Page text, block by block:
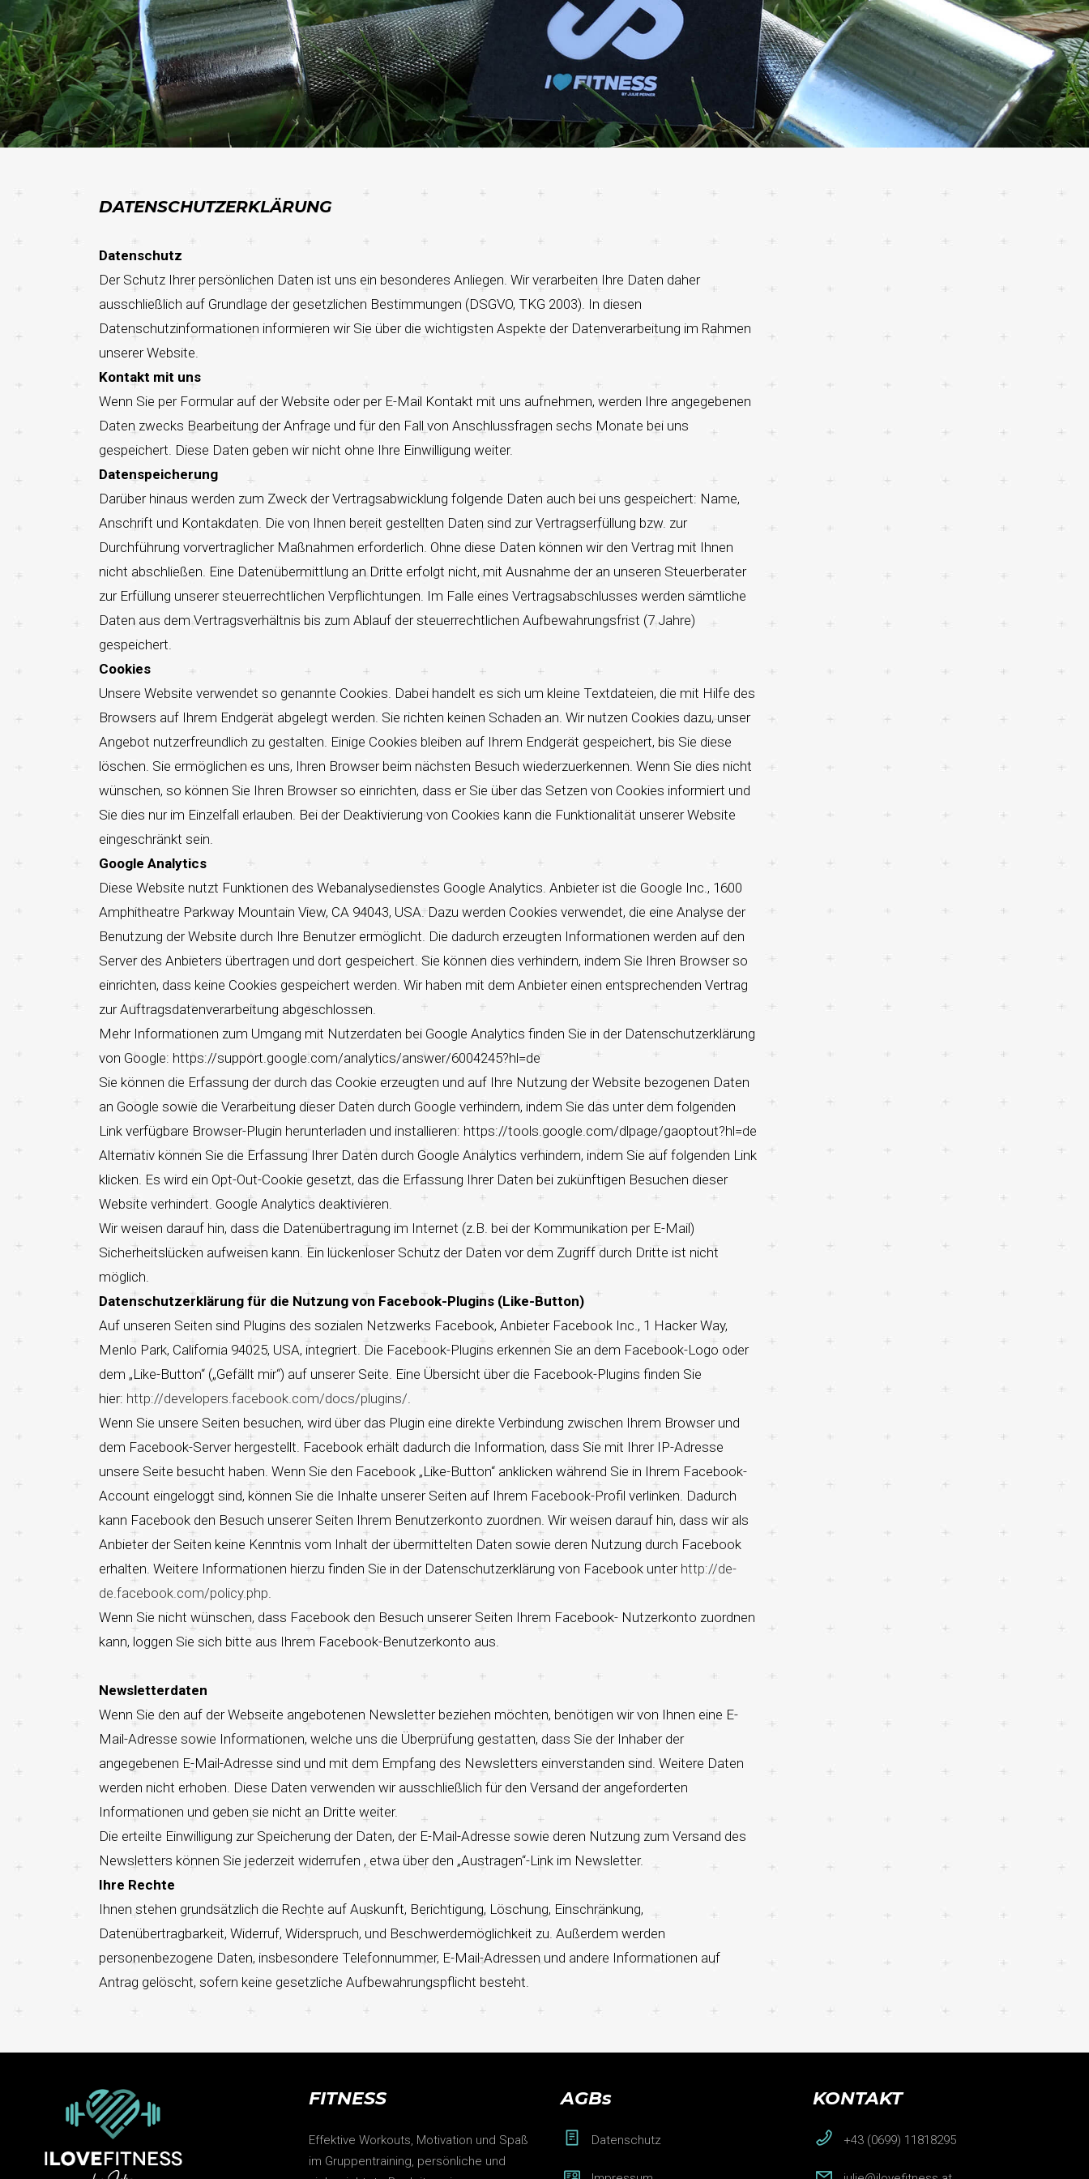
DATENSCHUTZERKLÄRUNG
Datenschutz
Der Schutz Ihrer persönlichen Daten ist uns ein besonderes Anliegen. Wir verarbeiten Ihre Daten daher
ausschließlich auf Grundlage der gesetzlichen Bestimmungen (DSGVO, TKG 2003). In diesen
Datenschutzinformationen informieren wir Sie über die wichtigsten Aspekte der Datenverarbeitung im Rahmen
unserer Website.
Kontakt mit uns
Wenn Sie per Formular auf der Website oder per E-Mail Kontakt mit uns aufnehmen, werden Ihre angegebenen
Daten zwecks Bearbeitung der Anfrage und für den Fall von Anschlussfragen sechs Monate bei uns
gespeichert. Diese Daten geben wir nicht ohne Ihre Einwilligung weiter.
Datenspeicherung
Darüber hinaus werden zum Zweck der Vertragsabwicklung folgende Daten auch bei uns gespeichert: Name,
Anschrift und Kontakdaten. Die von Ihnen bereit gestellten Daten sind zur Vertragserfüllung bzw. zur
Durchführung vorvertraglicher Maßnahmen erforderlich. Ohne diese Daten können wir den Vertrag mit Ihnen
nicht abschließen. Eine Datenübermittlung an Dritte erfolgt nicht, mit Ausnahme der an unseren Steuerberater
zur Erfüllung unserer steuerrechtlichen Verpflichtungen. Im Falle eines Vertragsabschlusses werden sämtliche
Daten aus dem Vertragsverhältnis bis zum Ablauf der steuerrechtlichen Aufbewahrungsfrist (7 Jahre)
gespeichert.
Cookies
Unsere Website verwendet so genannte Cookies. Dabei handelt es sich um kleine Textdateien, die mit Hilfe des
Browsers auf Ihrem Endgerät abgelegt werden. Sie richten keinen Schaden an. Wir nutzen Cookies dazu, unser
Angebot nutzerfreundlich zu gestalten. Einige Cookies bleiben auf Ihrem Endgerät gespeichert, bis Sie diese
löschen. Sie ermöglichen es uns, Ihren Browser beim nächsten Besuch wiederzuerkennen. Wenn Sie dies nicht
wünschen, so können Sie Ihren Browser so einrichten, dass er Sie über das Setzen von Cookies informiert und
Sie dies nur im Einzelfall erlauben. Bei der Deaktivierung von Cookies kann die Funktionalität unserer Website
eingeschränkt sein.
Google Analytics
Diese Website nutzt Funktionen des Webanalysedienstes Google Analytics. Anbieter ist die Google Inc., 1600
Amphitheatre Parkway Mountain View, CA 94043, USA. Dazu werden Cookies verwendet, die eine Analyse der
Benutzung der Website durch Ihre Benutzer ermöglicht. Die dadurch erzeugten Informationen werden auf den
Server des Anbieters übertragen und dort gespeichert. Sie können dies verhindern, indem Sie Ihren Browser so
einrichten, dass keine Cookies gespeichert werden. Wir haben mit dem Anbieter einen entsprechenden Vertrag
zur Auftragsdatenverarbeitung abgeschlossen.
Mehr Informationen zum Umgang mit Nutzerdaten bei Google Analytics finden Sie in der Datenschutzerklärung
von Google: https://support.google.com/analytics/answer/6004245?hl=de
Sie können die Erfassung der durch das Cookie erzeugten und auf Ihre Nutzung der Website bezogenen Daten
an Google sowie die Verarbeitung dieser Daten durch Google verhindern, indem Sie das unter dem folgenden
Link verfügbare Browser-Plugin herunterladen und installieren: https://tools.google.com/dlpage/gaoptout?hl=de
Alternativ können Sie die Erfassung Ihrer Daten durch Google Analytics verhindern, indem Sie auf folgenden Link
klicken. Es wird ein Opt-Out-Cookie gesetzt, das die Erfassung Ihrer Daten bei zukünftigen Besuchen dieser
Website verhindert. Google Analytics deaktivieren.
Wir weisen darauf hin, dass die Datenübertragung im Internet (z.B. bei der Kommunikation per E-Mail)
Sicherheitslücken aufweisen kann. Ein lückenloser Schutz der Daten vor dem Zugriff durch Dritte ist nicht
möglich.
Datenschutzerklärung für die Nutzung von Facebook-Plugins (Like-Button)
Auf unseren Seiten sind Plugins des sozialen Netzwerks Facebook, Anbieter Facebook Inc., 1 Hacker Way,
Menlo Park, California 94025, USA, integriert. Die Facebook-Plugins erkennen Sie an dem Facebook-Logo oder
dem „Like-Button“ („Gefällt mir“) auf unserer Seite. Eine Übersicht über die Facebook-Plugins finden Sie
hier: http://developers.facebook.com/docs/plugins/.
Wenn Sie unsere Seiten besuchen, wird über das Plugin eine direkte Verbindung zwischen Ihrem Browser und
dem Facebook-Server hergestellt. Facebook erhält dadurch die Information, dass Sie mit Ihrer IP-Adresse
unsere Seite besucht haben. Wenn Sie den Facebook „Like-Button“ anklicken während Sie in Ihrem Facebook-
Account eingeloggt sind, können Sie die Inhalte unserer Seiten auf Ihrem Facebook-Profil verlinken. Dadurch
kann Facebook den Besuch unserer Seiten Ihrem Benutzerkonto zuordnen. Wir weisen darauf hin, dass wir als
Anbieter der Seiten keine Kenntnis vom Inhalt der übermittelten Daten sowie deren Nutzung durch Facebook
erhalten. Weitere Informationen hierzu finden Sie in der Datenschutzerklärung von Facebook unter http://de-
de.facebook.com/policy.php.
Wenn Sie nicht wünschen, dass Facebook den Besuch unserer Seiten Ihrem Facebook- Nutzerkonto zuordnen
kann, loggen Sie sich bitte aus Ihrem Facebook-Benutzerkonto aus.
Newsletterdaten
Wenn Sie den auf der Webseite angebotenen Newsletter beziehen möchten, benötigen wir von Ihnen eine E-
Mail-Adresse sowie Informationen, welche uns die Überprüfung gestatten, dass Sie der Inhaber der
angegebenen E-Mail-Adresse sind und mit dem Empfang des Newsletters einverstanden sind. Weitere Daten
werden nicht erhoben. Diese Daten verwenden wir ausschließlich für den Versand der angeforderten
Informationen und geben sie nicht an Dritte weiter.
Die erteilte Einwilligung zur Speicherung der Daten, der E-Mail-Adresse sowie deren Nutzung zum Versand des
Newsletters können Sie jederzeit widerrufen , etwa über den „Austragen“-Link im Newsletter.
Ihre Rechte
Ihnen stehen grundsätzlich die Rechte auf Auskunft, Berichtigung, Löschung, Einschränkung,
Datenübertragbarkeit, Widerruf, Widerspruch, und Beschwerdemöglichkeit zu. Außerdem werden
personenbezogene Daten, insbesondere Telefonnummer, E-Mail-Adressen und andere Informationen auf
Antrag gelöscht, sofern keine gesetzliche Aufbewahrungspflicht besteht.
FITNESS
Effektive Workouts, Motivation und Spaß
im Gruppentraining, persönliche und
AGBs
Datenschutz
KONTAKT
+43 (0699) 11818295